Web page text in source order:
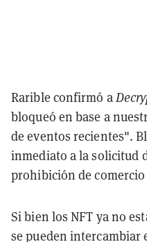
Rarible confirmó a
bloqueó en base a
de eventos recientes".
inmediato a la solicitud
prohibición de comercio
Si bien los NFT ya no
se pueden intercambiar